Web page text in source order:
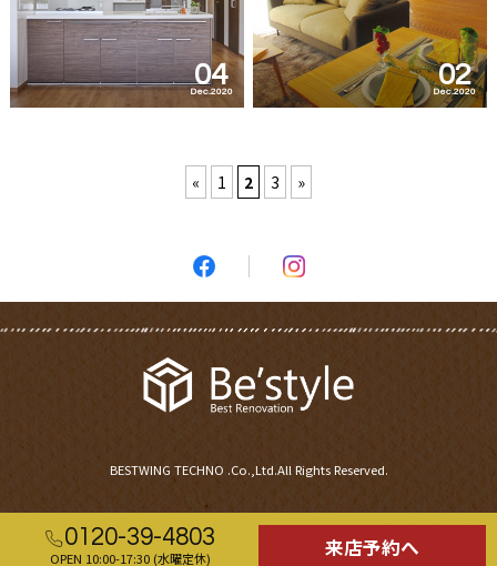
04
Dec.2020
02
Dec.2020
« 1 2 3 »
BESTWING TECHNO .Co.,Ltd.All Rights Reserved.
0120-39-4803
OPEN 10:00-17:30 (水曜定休) 来店予約へ